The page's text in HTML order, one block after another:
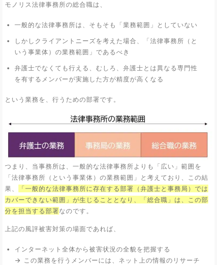
モノリス法律事務所の総合職は、
一般的な法律事務所は、そもそも「業務範囲」としていない
しかしクライアントニーズを考えた場合、「法律事務所（と
いう事業体）の業務範囲」であるべき
弁護士でなくても行える、むしろ、弁護士とは異なる専門性
を有するメンバーが実施した方が精度が高くなる
という業務を、行うための部署です。
つまり、当事務所は、一般的な法律事務所よりも「広い」範囲を
「法律事務所（という事業体）の業務範囲」と考えており、この結
果、
「一般的な法律事務所に存在する部署（弁護士と事務局）では
カバーできない範囲」が生じることとなり、「総合職」は、この部
分を担当する部署なのです。
上記の風評被害対策の場面であれば、
インターネット全体から被害状況の全貌を把握する
→ この業務を行うメンバーには、ネット上の情報のリサーチ